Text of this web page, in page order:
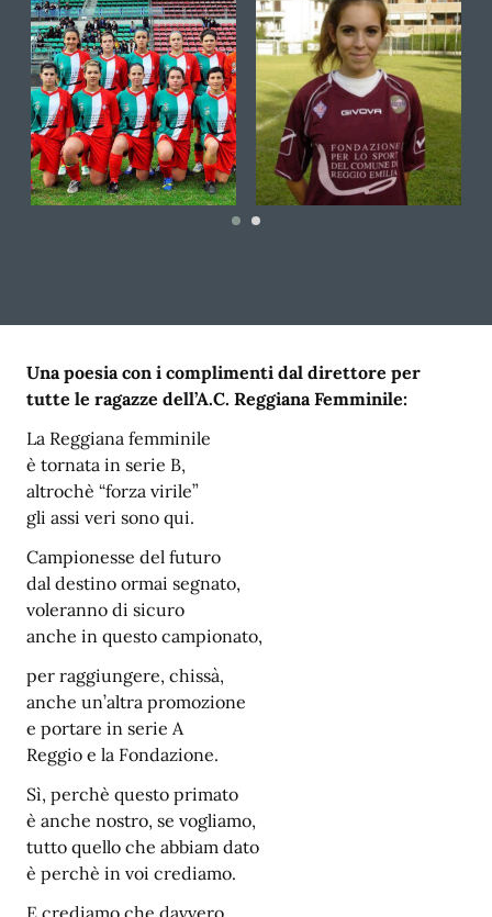
2 May 2023
Una poesia con i complimenti dal direttore per
tutte le ragazze dell’A.C. Reggiana Femminile:
La Reggiana femminile
è tornata in serie B,
altrochè “forza virile”
gli assi veri sono qui.
Campionesse del futuro
dal destino ormai segnato,
voleranno di sicuro
anche in questo campionato,
per raggiungere, chissà,
anche un’altra promozione
e portare in serie A
Reggio e la Fondazione.
Sì, perchè questo primato
è anche nostro, se vogliamo,
tutto quello che abbiam dato
è perchè in voi crediamo.
E crediamo che davvero